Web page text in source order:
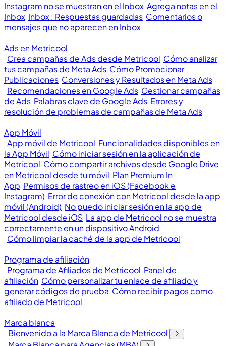
Instagram no se muestran en el Inbox Agrega notas en el
Inbox Inbox : Respuestas guardadas Comentarios o
mensajes que no aparecen en Inbox
Ads en Metricool
Crea campañas de Ads desde Metricool Cómo analizar
tus campañas de Meta Ads Cómo Promocionar
Publicaciones Conversiones y Resultados en Meta Ads
Recomendaciones en Google Ads Gestionar campañas
de Ads Palabras clave de Google Ads Errores y
resolución de problemas de campañas de Meta Ads
App Móvil
App móvil de Metricool Funcionalidades disponibles en
la App Móvil Cómo iniciar sesión en la aplicación de
Metricool Cómo compartir archivos desde Google Drive
en Metricool desde tu móvil Plan Premium In
App Permisos de rastreo en iOS (Facebook e
Instagram) Error de conexión con Metricool desde la app
móvil (Android) No puedo iniciar sesión en la app de
Metricool desde iOS La app de Metricool no se muestra
correctamente en un dispositivo Android
Cómo limpiar la caché de la app de Metricool
Programa de afiliación
Programa de Afiliados de Metricool Panel de
afiliación Cómo personalizar tu enlace de afiliado y
generar códigos de prueba Cómo recibir pagos como
afiliado de Metricool
Marca blanca
Bienvenido a la Marca Blanca de Metricool